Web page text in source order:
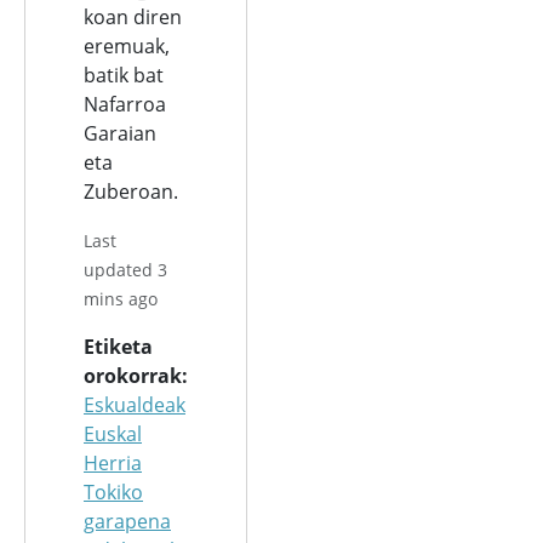
koan diren
eremuak,
batik bat
Nafarroa
Garaian
eta
Zuberoan.
Last
updated 3
mins ago
Etiketa
orokorrak
Eskualdeak
Euskal
Herria
Tokiko
garapena